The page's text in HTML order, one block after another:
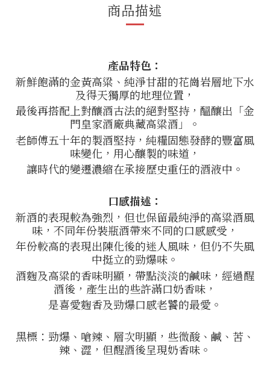
商品描述
產品特色：
新鮮飽滿的金黃高粱、純淨甘甜的花崗岩層地下水
及得天獨厚的地理位置，
最後再搭配上對釀酒古法的絕對堅持， 醞釀出「金
門皇家酒廠典藏高粱酒」。
老師傅五十年的製酒堅持，純糧固態發酵的豐富風
味變化，用心釀製的味道，
讓時代的變遷濃縮在承接歷史重任的酒液中。
口感描述：
新酒的表現較為強烈，但也保留最純淨的高粱酒風
味，不同年份裝瓶酒帶來不同的口感感受，
年份較高的表現出陳化後的迷人風味，但仍不失風
中挺立的勁爆味。
酒麴及高粱的香味明顯，帶點淡淡的鹹味，經過醒
酒後，產生出的些許滿口奶香味，
是喜愛麴香及勁爆口感老饕的最愛。
黑標：勁爆、嗆辣、層次明顯，些微酸、鹹、苦、
辣、澀，但醒酒後呈現奶香味。